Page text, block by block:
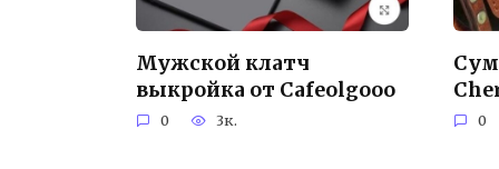
Мужской клатч
выкройка от Cafeolgooo
0 3к. 0